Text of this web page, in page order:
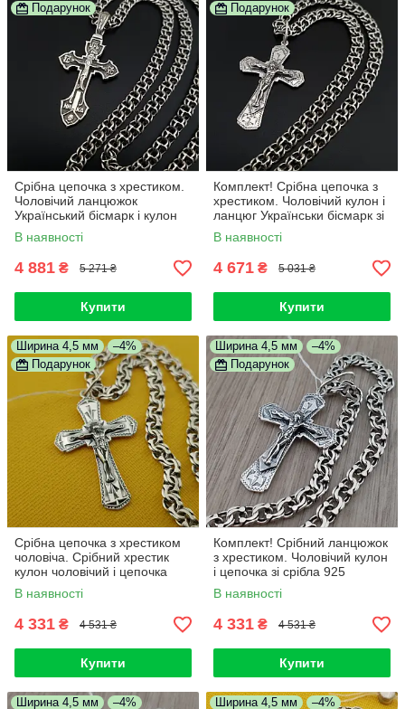
Подарунок
Срібна цепочка з хрестиком.
Чоловічий ланцюжок
Український бісмарк і кулон
хрестик з жорстким вушком.
В наявності
4 881 ₴ 5 271 ₴
Купити
Подарунок
Комплект! Срібна цепочка з
хрестиком. Чоловічий кулон і
ланцюг Українськи бісмарк зі
срібла 925
В наявності
4 671 ₴ 5 031 ₴
Купити
Ширина 4,5 мм
–4%
Подарунок
Срібна цепочка з хрестиком
чоловіча. Срібний хрестик
кулон чоловічий і цепочка
Бісмарк. 55 см
В наявності
4 331 ₴ 4 531 ₴
Купити
Ширина 4,5 мм
–4%
Подарунок
Комплект! Срібний ланцюжок
з хрестиком. Чоловічий кулон
і цепочка зі срібла 925
В наявності
4 331 ₴ 4 531 ₴
Купити
Ширина 4,5 мм
–4%
Ширина 4,5 мм
–4%